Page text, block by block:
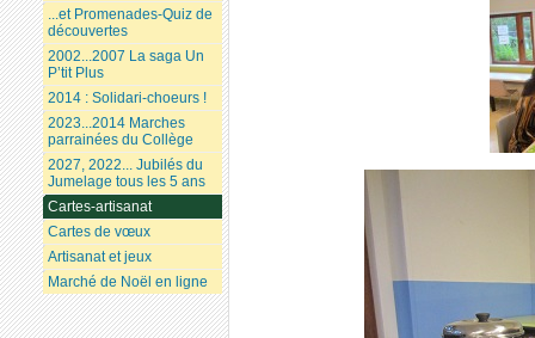
...et Promenades-Quiz de
découvertes
2002...2007 La saga Un
P’tit Plus
2014 : Solidari-choeurs !
2023...2014 Marches
parrainées du Collège
2027, 2022... Jubilés du
Jumelage tous les 5 ans
Cartes-artisanat
Cartes de vœux
Artisanat et jeux
Marché de Noël en ligne